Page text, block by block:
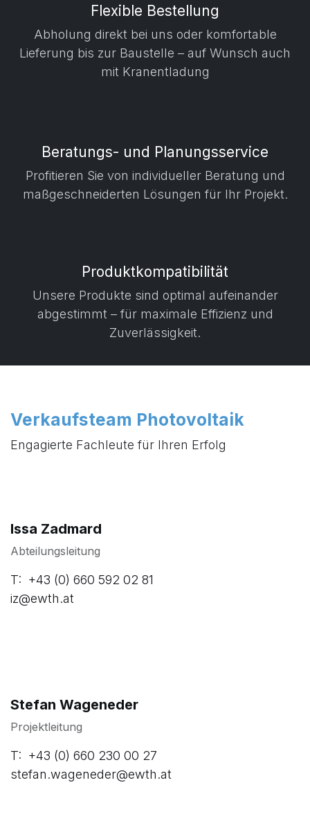
Flexible Bestellung
Abholung direkt bei uns oder komfortable
Lieferung bis zur Baustelle – auf Wunsch auch
mit Kranentladung
Beratungs- und Planungsservice
Profitieren Sie von individueller Beratung und
maßgeschneiderten Lösungen für Ihr Projekt.
Produktkompatibilität
Unsere Produkte sind optimal aufeinander
abgestimmt – für maximale Effizienz und
Zuverlässigkeit.
Verkaufsteam Photovoltaik
Engagierte Fachleute für Ihren Erfolg
Issa Zadmard
Abteilungsleitung
T: +43 (0) 660 592 02 81
iz@ewth.at
Stefan Wageneder
Projektleitung
T: +43 (0) 660 230 00 27
stefan.wageneder@ewth.at